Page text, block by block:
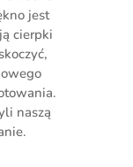
jest
cierpki
naszą